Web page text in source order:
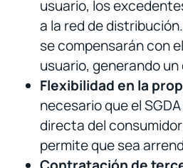
usuario, los
a la red de
se compensarán con
usuario, generando
Flexibilidad en la
necesario que el
directa del
permite que sea